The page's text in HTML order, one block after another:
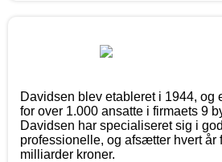
Davidsen blev etableret i 1944, og
for over 1.000 ansatte i firmaets 9
Davidsen har specialiseret sig i
professionelle, og afsætter hvert år
milliarder kroner.